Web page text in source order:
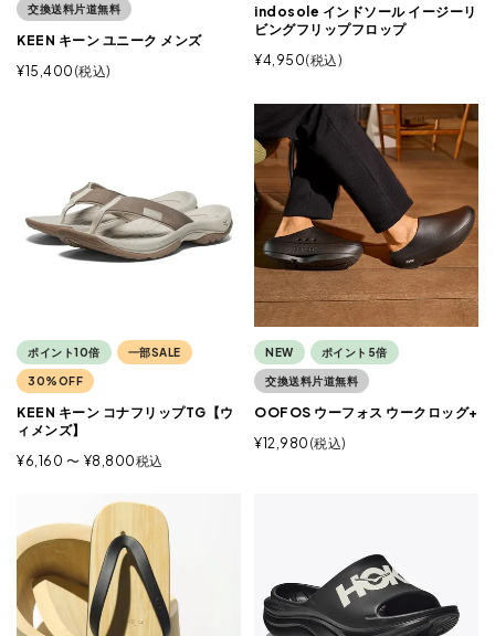
交換送料片道無料
KEEN キーン ユニーク メンズ
¥15,400 税込
indosole インドソール イージーリ
ビングフリップフロップ
¥4,950 税込
ポイント10倍 一部SALE
30%OFF
KEEN キーン コナフリップTG【ウ
ィメンズ】
¥6,160 〜 ¥8,800税込
NEW ポイント5倍
交換送料片道無料
OOFOS ウーフォス ウークロッグ+
¥12,980 税込